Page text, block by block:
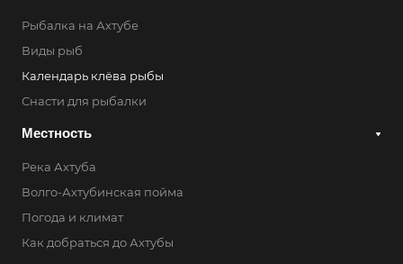
Рыбалка на Ахтубе
Виды рыб
Календарь клёва рыбы
Снасти для рыбалки
Местность
Река Ахтуба
Волго-Ахтубинская пойма
Погода и климат
Как добраться до Ахтубы